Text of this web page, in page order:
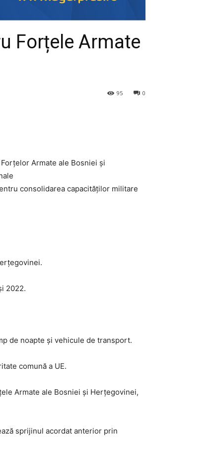
Forțele Armate
0
95
Armate ale Bosniei și
consolidarea capacităților militare
2022.
de noapte și vehicule de transport.
comună a UE.
Armate ale Bosniei și Herțegovinei,
sprijinul acordat anterior prin